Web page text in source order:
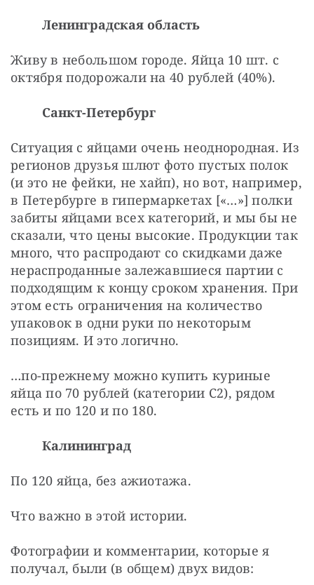
Ленинградская область
Живу в небольшом городе. Яйца 10 шт. с
октября подорожали на 40 рублей (40%).
Санкт-Петербург
Ситуация с яйцами очень неоднородная. Из
регионов друзья шлют фото пустых полок
(и это не фейки, не хайп), но вот, например,
в Петербурге в гипермаркетах [«…»] полки
забиты яйцами всех категорий, и мы бы не
сказали, что цены высокие. Продукции так
много, что распродают со скидками даже
нераспроданные залежавшиеся партии с
подходящим к концу сроком хранения. При
этом есть ограничения на количество
упаковок в одни руки по некоторым
позициям. И это логично.
…по-прежнему можно купить куриные
яйца по 70 рублей (категории С2), рядом
есть и по 120 и по 180.
Калининград
По 120 яйца, без ажиотажа.
Что важно в этой истории.
Фотографии и комментарии, которые я
получал, были (в общем) двух видов: